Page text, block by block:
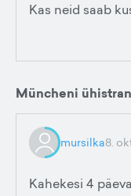
Kas neid saab
Müncheni
mursilka8.
Kahekesi 4